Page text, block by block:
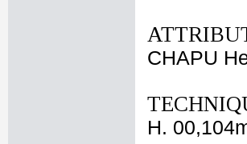
CHAPU
H.